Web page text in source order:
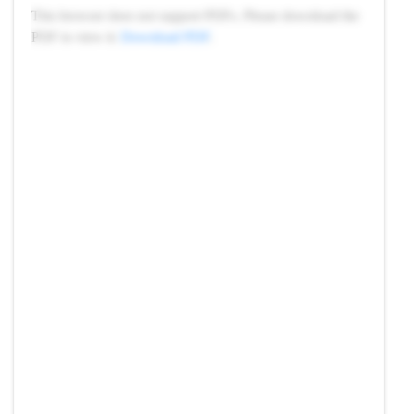
This browser does not support PDFs. Please download the
PDF to view it:
Download PDF